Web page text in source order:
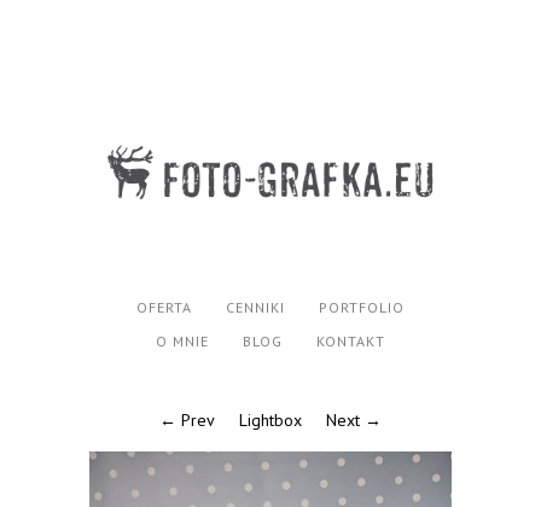
OFERTA CENNIKI
PORTFOLIO
O MNIE
BLOG KONTAKT
← Prev Lightbox Next →